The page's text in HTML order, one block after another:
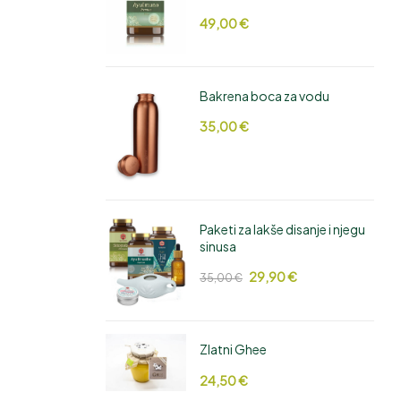
49,00€
Bakrena boca za vodu
35,00€
Paketi za lakše disanje i njegu
sinusa
35,00€ 29,90€
Zlatni Ghee
24,50€